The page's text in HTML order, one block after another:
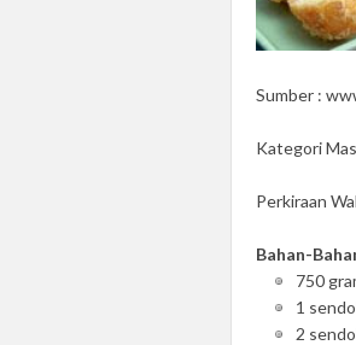
Sumber :
Kategori
Perkiraan
Bahan-
750
1
2